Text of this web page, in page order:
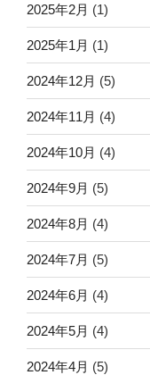
2025年2月 (1)
2025年1月 (1)
2024年12月 (5)
2024年11月 (4)
2024年10月 (4)
2024年9月 (5)
2024年8月 (4)
2024年7月 (5)
2024年6月 (4)
2024年5月 (4)
2024年4月 (5)